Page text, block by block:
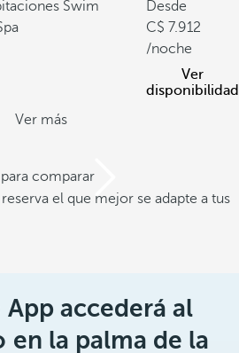
Swim
Desde
7.912
/noche
Ver
disponibilidad
Ver más
comparar
el que mejor se adapte a tus
accederá al
en la palma de la